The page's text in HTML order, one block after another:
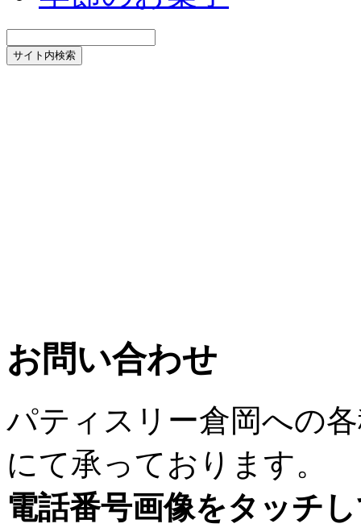
お問い合わせ
パティスリー倉岡への
にて承っております。
電話番号画像をタッチ